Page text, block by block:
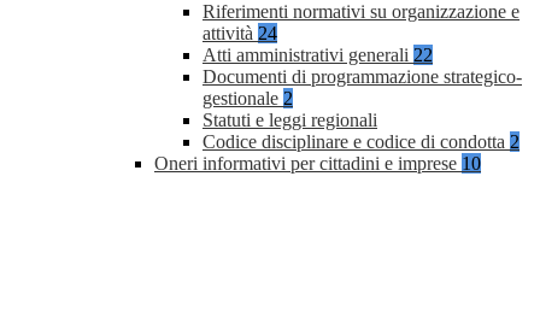
Riferimenti normativi su organizzazione e
attività 24
Atti amministrativi generali 22
Documenti di programmazione strategico-
gestionale 2
Statuti e leggi regionali
Codice disciplinare e codice di condotta 2
Oneri informativi per cittadini e imprese 10